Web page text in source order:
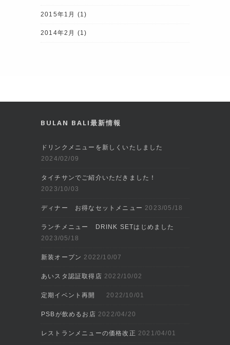
2015年1月 (1)
2014年2月 (1)
BULAN BALI最新情報
ドリンクメニューを新しくいたしました
2024/02/09
タイチサンでご紹介いただきました！
2023/10/03
ディナー お得なセットメニュー 2023/05/18
ランチメニュー DRINK SETはじめました
2023/05/18
新装オープン 2022/10/07
あいスタ認証取得店 2022/10/02
定期イベント再開 2022/10/01
PSBが飲めるお店 2022/04/20
レストランメニューの価格改正 2021/04/01